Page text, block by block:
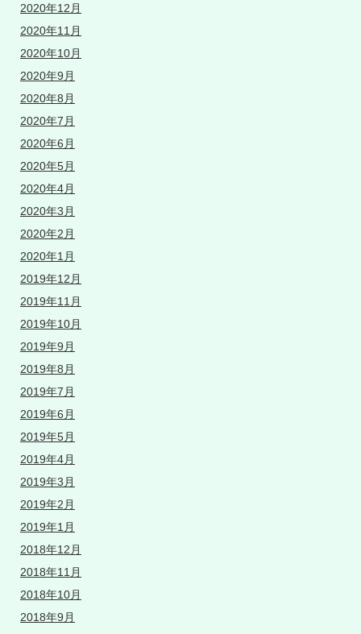
2020年12月
2020年11月
2020年10月
2020年9月
2020年8月
2020年7月
2020年6月
2020年5月
2020年4月
2020年3月
2020年2月
2020年1月
2019年12月
2019年11月
2019年10月
2019年9月
2019年8月
2019年7月
2019年6月
2019年5月
2019年4月
2019年3月
2019年2月
2019年1月
2018年12月
2018年11月
2018年10月
2018年9月